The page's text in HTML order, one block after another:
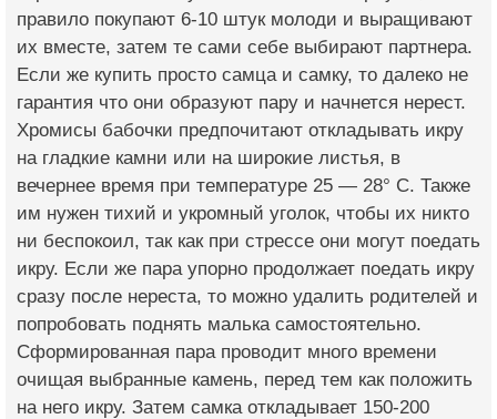
правило покупают 6-10 штук молоди и выращивают
их вместе, затем те сами себе выбирают партнера.
Если же купить просто самца и самку, то далеко не
гарантия что они образуют пару и начнется нерест.
Хромисы бабочки предпочитают откладывать икру
на гладкие камни или на широкие листья, в
вечернее время при температуре 25 — 28° C. Также
им нужен тихий и укромный уголок, чтобы их никто
ни беспокоил, так как при стрессе они могут поедать
икру. Если же пара упорно продолжает поедать икру
сразу после нереста, то можно удалить родителей и
попробовать поднять малька самостоятельно.
Сформированная пара проводит много времени
очищая выбранные камень, перед тем как положить
на него икру. Затем самка откладывает 150-200